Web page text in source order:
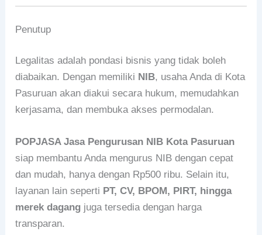
Penutup
Legalitas adalah pondasi bisnis yang tidak boleh
diabaikan. Dengan memiliki NIB, usaha Anda di Kota
Pasuruan akan diakui secara hukum, memudahkan
kerjasama, dan membuka akses permodalan.
POPJASA Jasa Pengurusan NIB Kota Pasuruan
siap membantu Anda mengurus NIB dengan cepat
dan mudah, hanya dengan Rp500 ribu. Selain itu,
layanan lain seperti PT, CV, BPOM, PIRT, hingga
merek dagang juga tersedia dengan harga
transparan.